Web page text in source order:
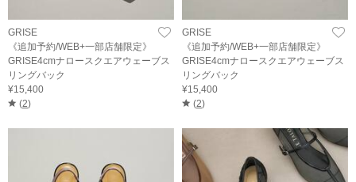
GRISE
《追加予約/WEB+一部店舗限定》
GRISE4cmナロースクエアウェーブス
リングバック
¥15,400
(2)
GRISE
《追加予約/WEB+一部店舗限定》
GRISE4cmナロースクエアウェーブス
リングバック
¥15,400
(2)